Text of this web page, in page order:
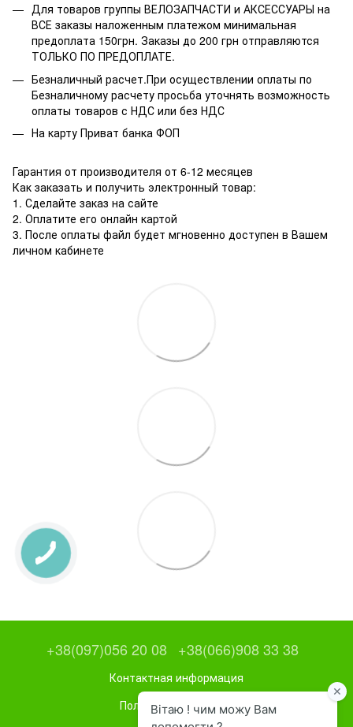
Для товаров группы ВЕЛОЗАПЧАСТИ и АКСЕССУАРЫ на
ВСЕ заказы наложенным платежом минимальная
предоплата 150грн. Заказы до 200 грн отправляются
ТОЛЬКО ПО ПРЕДОПЛАТЕ.
Безналичный расчет.При осуществлении оплаты по
Безналичному расчету просьба уточнять возможность
оплаты товаров с НДС или без НДС
На карту Приват банка ФОП
Гарантия от производителя от 6-12 месяцев
Как заказать и получить электронный товар:
1. Сделайте заказ на сайте
2. Оплатите его онлайн картой
3. После оплаты файл будет мгновенно доступен в Вашем
личном кабинете
+38(097)056 20 08 +38(066)908 33 38
Контактная информация
Полная версия сайта